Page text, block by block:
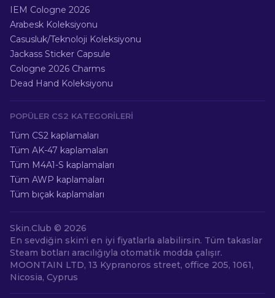
IEM Cologne 2026
Arabesk Koleksiyonu
Casusluk/Teknoloji Koleksiyonu
Jackass Sticker Capsule
Cologne 2026 Charms
Dead Hand Koleksiyonu
POPÜLER CS2 KATEGORILERI
Tüm CS2 kaplamaları
Tüm AK-47 kaplamaları
Tüm M4A1-S kaplamaları
Tüm AWP kaplamaları
Tüm bıçak kaplamaları
Skin.Club © 2026
En sevdiğin skin'i en iyi fiyatlarla alabilirsin. Tüm takaslar
Steam botları aracılığıyla otomatik modda çalışır.
MOONTAIN LTD, 13 Kypranoros street, office 205, 1061,
Nicosia, Cyprus